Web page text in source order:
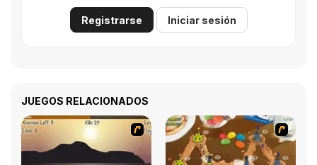
Registrarse Iniciar sesión
JUEGOS RELACIONADOS